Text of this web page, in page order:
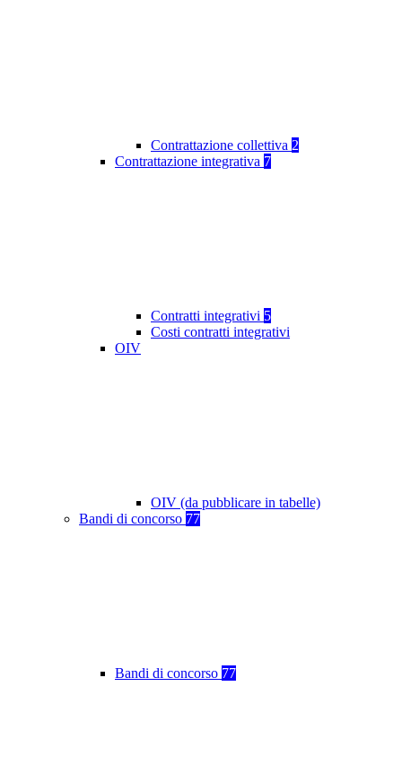
Contrattazione collettiva 2
Contrattazione integrativa 7
Contratti integrativi 5
Costi contratti integrativi
OIV
OIV (da pubblicare in tabelle)
Bandi di concorso 77
Bandi di concorso 77